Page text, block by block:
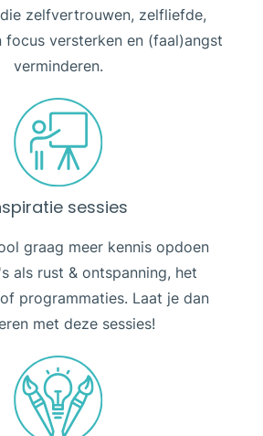
zelfvertrouwen, zelfliefde,
focus versterken en (faal)angst
verminderen.
sessies
graag meer kennis opdoen
als rust & ontspanning, het
programmaties. Laat je dan
met deze sessies!